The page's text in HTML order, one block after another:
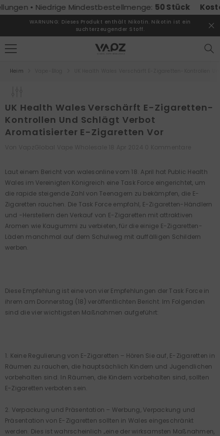
ZUM INHALT SPRINGEN
• Niedrige Mindestbestellmenge:50 Stück
WARNUNG: Dieses Produkt enthält Nikotin. Nikotin ist ein
suchterzeugender Stoff.
Heim
UK Health Wales Verschärft E-Zigaretten-
Kontrollen Und Schlägt Verbot
Aromatisierter E-Zigaretten Vor
Laut einem Bericht von walesonline vom 18. April hat Public Health
Wales im Vereinigten Königreich eine Task Force eingerichtet, um
die rapide steigende Zahl von Teenagern zu bekämpfen, die E-
Zigaretten rauchen. Die Task Force empfahl, E-Zigaretten-Händlern
und -Herstellern den Verkauf von E-Zigaretten mit attraktiven
Aromen wie Kaugummi zu verbieten, für die einige E-Zigaretten-
Läden manchmal auf dem Schulweg mit auffälligen Schildern
werben.
Diese Empfehlung ist eine von vier Empfehlungen der Task Force in
ihrem am Donnerstag (18) veröffentlichten Bericht. Im Folgenden
sind die vier wichtigsten Maßnahmen aufgeführt:
1. Keine Regulierung von E-Zigaretten – Hören Sie auf, E-Zigaretten in
Räumen zu rauchen, die hauptsächlich Kindern und Jugendlichen
vorbehalten sind. In Räumen, die Kindern vorbehalten sind, sollten
E-Zigaretten verboten sein.
2. Verpackung und Präsentation – Werbung, Verpackung und
Präsentation von E-Zigaretten sollten in Wales eingeschränkt
werden. Dies ist wahrscheinlich „eine der wirksamsten Maßnahmen,